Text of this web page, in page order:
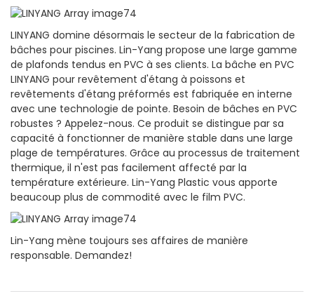
LINYANG domine désormais le secteur de la fabrication de
bâches pour piscines. Lin-Yang propose une large gamme
de plafonds tendus en PVC à ses clients. La bâche en PVC
LINYANG pour revêtement d'étang à poissons et
revêtements d'étang préformés est fabriquée en interne
avec une technologie de pointe. Besoin de bâches en PVC
robustes ? Appelez-nous. Ce produit se distingue par sa
capacité à fonctionner de manière stable dans une large
plage de températures. Grâce au processus de traitement
thermique, il n'est pas facilement affecté par la
température extérieure. Lin-Yang Plastic vous apporte
beaucoup plus de commodité avec le film PVC.
Lin-Yang mène toujours ses affaires de manière
responsable. Demandez!